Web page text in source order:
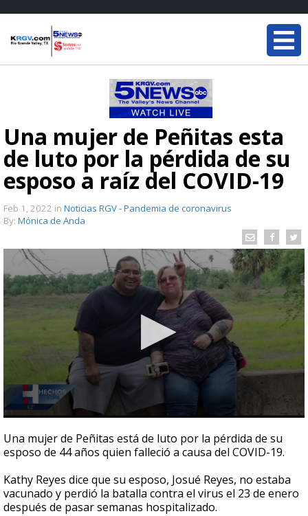
Una mujer de Peñitas esta
de luto por la pérdida de su
esposo a raíz del COVID-19
Feb 1, 2022 in Noticias RGV - Pandemia de coronavirus
By: Mónica de Anda
seconds
of
2
32
seconds
Una mujer de Peñitas está de luto por la pérdida de su
esposo de 44 años quien falleció a causa del COVID-19.
Kathy Reyes dice que su esposo, Josué Reyes, no estaba
vacunado y perdió la batalla contra el virus el 23 de enero
después de pasar semanas hospitalizado.